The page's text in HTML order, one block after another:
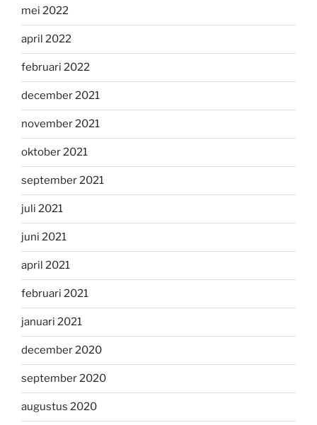
mei 2022
april 2022
februari 2022
december 2021
november 2021
oktober 2021
september 2021
juli 2021
juni 2021
april 2021
februari 2021
januari 2021
december 2020
september 2020
augustus 2020